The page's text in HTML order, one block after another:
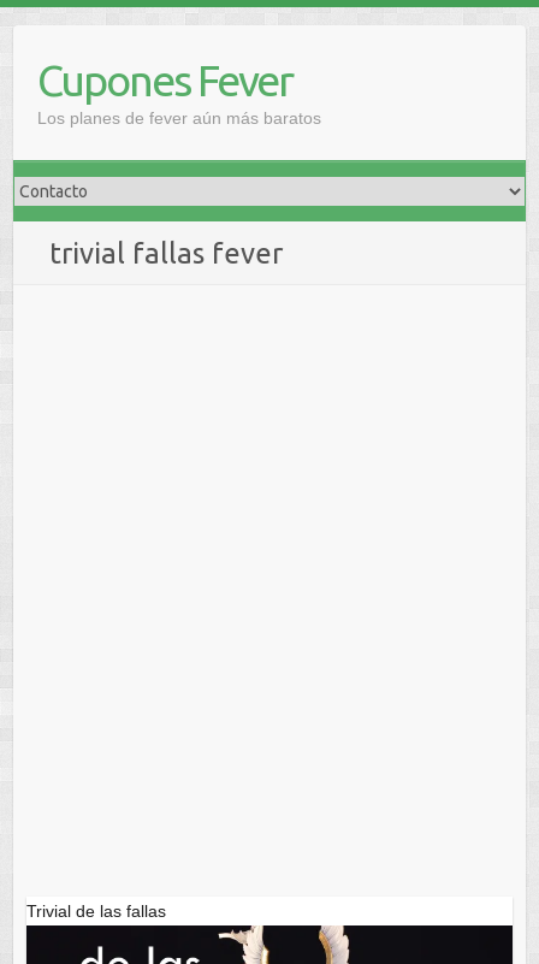
contenidoCupones Fever
Los planes de fever aún más baratos
trivial fallas fever
Trivial de las fallas